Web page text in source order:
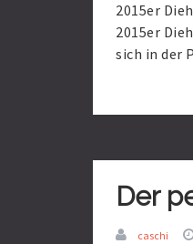
2015er
2015er
sich in der
Der
caschi